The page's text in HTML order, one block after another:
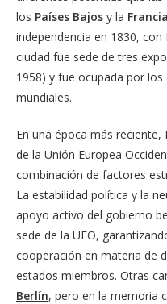
los Países Bajos y la Francia
independencia en 1830,
ciudad fue sede de tres
1958) y fue ocupada por
mundiales.
En una época más
de la Unión Europea
combinación de factores
La estabilidad política y la
apoyo activo del gobierno
sede de la UEO,
cooperación en materia de
estados miembros. Otras
Berlín, pero en la memoria